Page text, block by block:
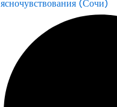
ясночувствования (Сочи)